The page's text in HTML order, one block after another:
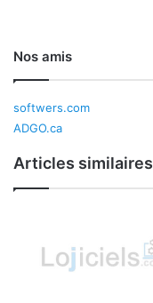
Nos amis
softwers.com
ADGO.ca
Articles similaires